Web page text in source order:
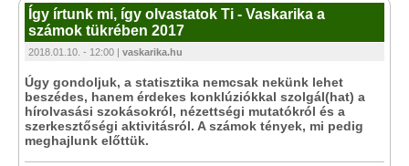
Így írtunk mi, így olvastatok Ti - Vaskarika a
számok tükrében 2017
2018.01.10. - 12:00 | vaskarika.hu
Úgy gondoljuk, a statisztika nemcsak nekünk lehet
beszédes, hanem érdekes konklúziókkal szolgál(hat) a
hírolvasási szokásokról, nézettségi mutatókról és a
szerkesztőségi aktivitásról. A számok tények, mi pedig
meghajlunk előttük.